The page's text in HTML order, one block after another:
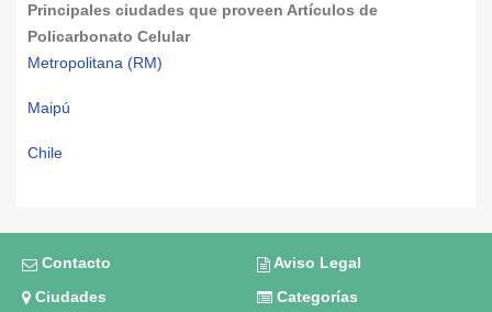
Principales ciudades que proveen Artículos de
Policarbonato Celular
Metropolitana (RM)
Maipú
Chile
Contacto
Aviso Legal
Ciudades
Categorías